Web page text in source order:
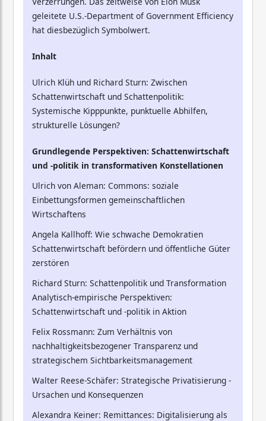
geleitete U.S.-Department of Government Efficiency
hat diesbezüglich Symbolwert.
Inhalt
Ulrich Klüh und Richard Sturn: Zwischen
Schattenwirtschaft und Schattenpolitik:
Systemische Kipppunkte, punktuelle Abhilfen,
strukturelle Lösungen?
Grundlegende Perspektiven: Schattenwirtschaft
und -politik in transformativen Konstellationen
Ulrich von Aleman: Commons: soziale
Einbettungsformen gemeinschaftlichen
Wirtschaftens
Angela Kallhoff: Wie schwache Demokratien
Schattenwirtschaft befördern und öffentliche Güter
zerstören
Richard Sturn: Schattenpolitik und Transformation
Analytisch-empirische Perspektiven:
Schattenwirtschaft und -politik in Aktion
Felix Rossmann: Zum Verhältnis von
nachhaltigkeitsbezogener Transparenz und
strategischem Sichtbarkeitsmanagement
Walter Reese-Schäfer: Strategische Privatisierung -
Ursachen und Konsequenzen
Alexandra Keiner: Remittances: Digitalisierung als